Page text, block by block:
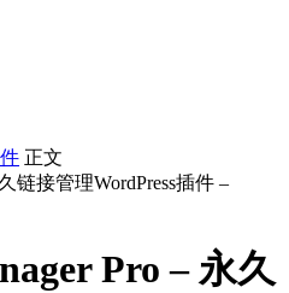
正文
Pro – 永久